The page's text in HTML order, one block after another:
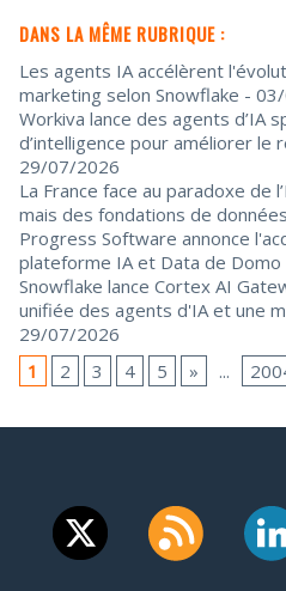
DANS LA MÊME RUBRIQUE :
Les agents IA accélèrent
marketing selon Snowflake -
Workiva lance des agents d’IA
d’intelligence pour améliorer le
29/07/2026
La France face au paradoxe de
mais des fondations de
Progress Software annonce
plateforme IA et Data de Domo
Snowflake lance Cortex AI
unifiée des agents d'IA et une
29/07/2026
1
2 3 4 5 » ...